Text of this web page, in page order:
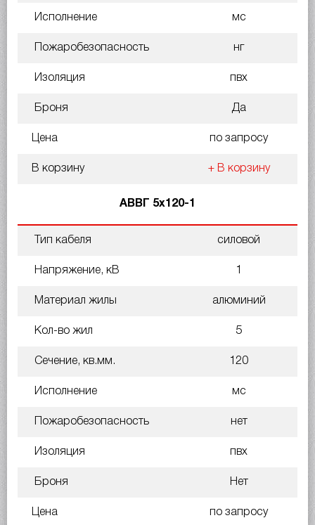
Исполнение мс
Пожаробезопасность нг
Изоляция пвх
Броня Да
Цена по запросу
В корзину + В корзину
АВВГ 5х120-1
Тип кабеля силовой
Напряжение, кВ 1
Материал жилы алюминий
Кол-во жил 5
Сечение, кв.мм. 120
Исполнение мс
Пожаробезопасность нет
Изоляция пвх
Броня Нет
Цена по запросу